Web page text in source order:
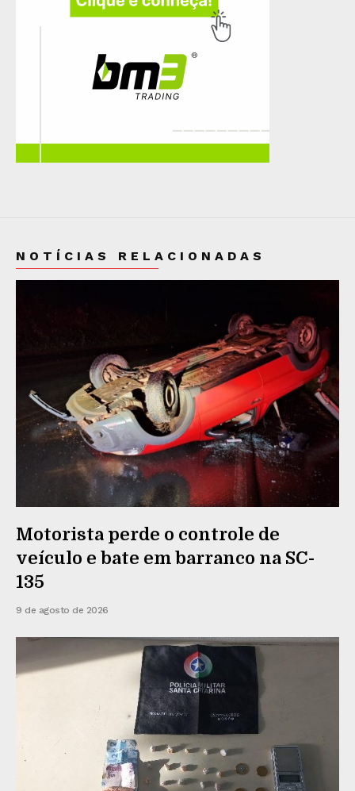
NOTÍCIAS RELACIONADAS
Motorista perde o controle de
veículo e bate em barranco na SC-
135
9 de agosto de 2026